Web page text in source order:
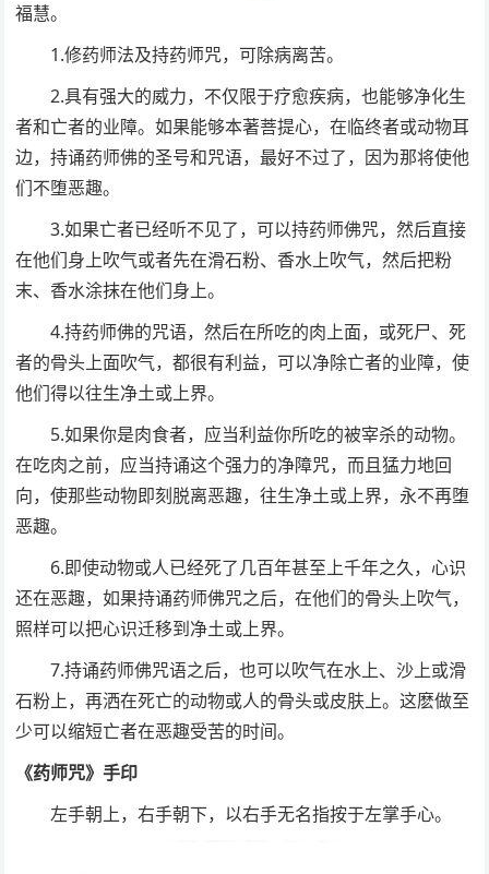
福慧。
1.修药师法及持药师咒，可除病离苦。
2.具有强大的威力，不仅限于疗愈疾病，也能够净化生
者和亡者的业障。如果能够本著菩提心，在临终者或动物耳
边，持诵药师佛的圣号和咒语，最好不过了，因为那将使他
们不堕恶趣。
3.如果亡者已经听不见了，可以持药师佛咒，然后直接
在他们身上吹气或者先在滑石粉、香水上吹气，然后把粉
末、香水涂抹在他们身上。
4.持药师佛的咒语，然后在所吃的肉上面，或死尸、死
者的骨头上面吹气，都很有利益，可以净除亡者的业障，使
他们得以往生净土或上界。
5.如果你是肉食者，应当利益你所吃的被宰杀的动物。
在吃肉之前，应当持诵这个强力的净障咒，而且猛力地回
向，使那些动物即刻脱离恶趣，往生净土或上界，永不再堕
恶趣。
6.即使动物或人已经死了几百年甚至上千年之久，心识
还在恶趣，如果持诵药师佛咒之后，在他们的骨头上吹气，
照样可以把心识迁移到净土或上界。
7.持诵药师佛咒语之后，也可以吹气在水上、沙上或滑
石粉上，再洒在死亡的动物或人的骨头或皮肤上。这麽做至
少可以缩短亡者在恶趣受苦的时间。
《药师咒》手印
左手朝上，右手朝下，以右手无名指按于左掌手心。